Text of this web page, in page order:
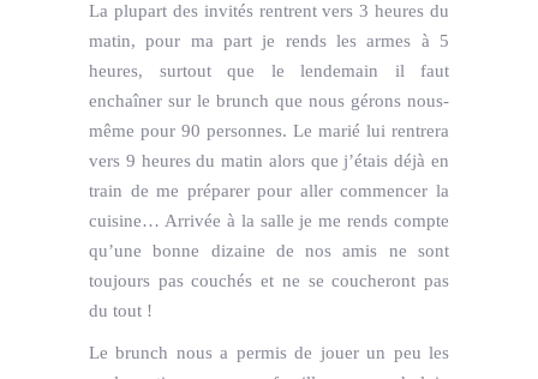
La plupart des invités rentrent vers 3 heures du
matin, pour ma part je rends les armes à 5
heures, surtout que le lendemain il faut
enchaîner sur le brunch que nous gérons nous-
même pour 90 personnes. Le marié lui rentrera
vers 9 heures du matin alors que j’étais déjà en
train de me préparer pour aller commencer la
cuisine… Arrivée à la salle je me rends compte
qu’une bonne dizaine de nos amis ne sont
toujours pas couchés et ne se coucheront pas
du tout !
Le brunch nous a permis de jouer un peu les